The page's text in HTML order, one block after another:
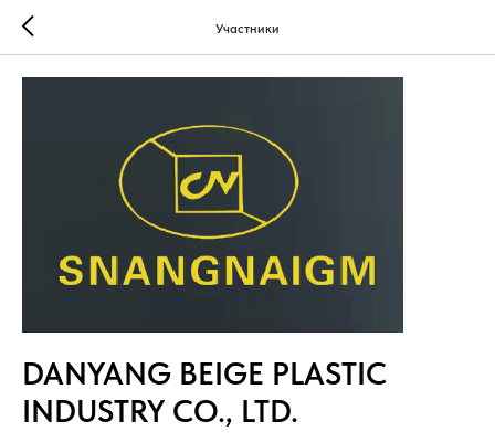
Участники
DANYANG BEIGE PLASTIC
INDUSTRY CO., LTD.